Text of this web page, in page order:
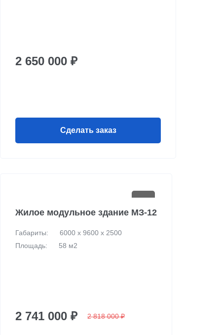
2 650 000 ₽
Сделать заказ
Жилое модульное здание МЗ-12
Габариты:
6000 х 9600 х 2500
Площадь:
58 м2
2 741 000 ₽ 2 818 000 ₽